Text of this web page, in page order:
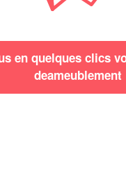
en quelques clics
deameublement